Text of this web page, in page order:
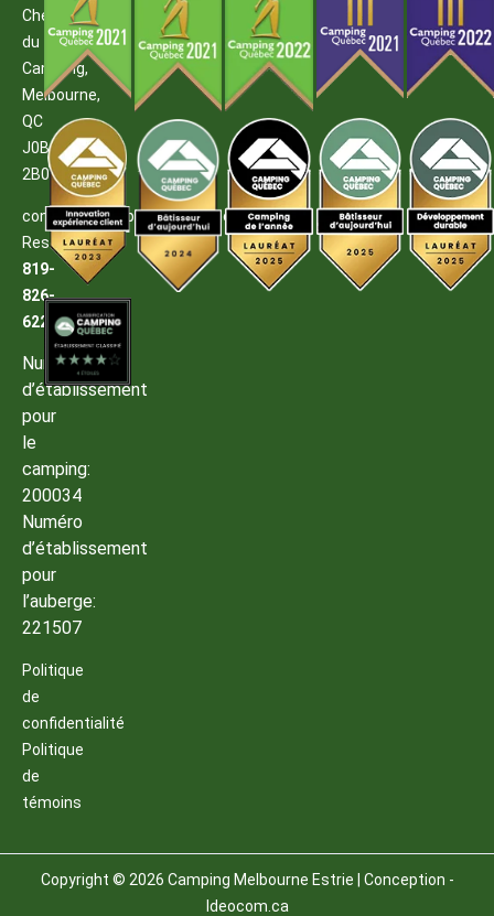
Chemin
du
Camping,
Melbourne,
QC
J0B
2B0
contact@campingmelbourne.com
Reservations:
819-
826-
6222
Numéro
d’établissement
pour
le
camping:
200034
Numéro
d’établissement
pour
l’auberge:
221507
Politique
de
confidentialité
Politique
de
témoins
Copyright © 2026 Camping Melbourne Estrie | Conception -
Ideocom.ca